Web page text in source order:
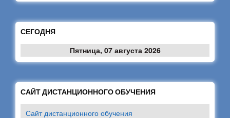
СЕГОДНЯ
Пятница, 07 августа 2026
САЙТ ДИСТАНЦИОННОГО ОБУЧЕНИЯ
Сайт дистанционного обучения